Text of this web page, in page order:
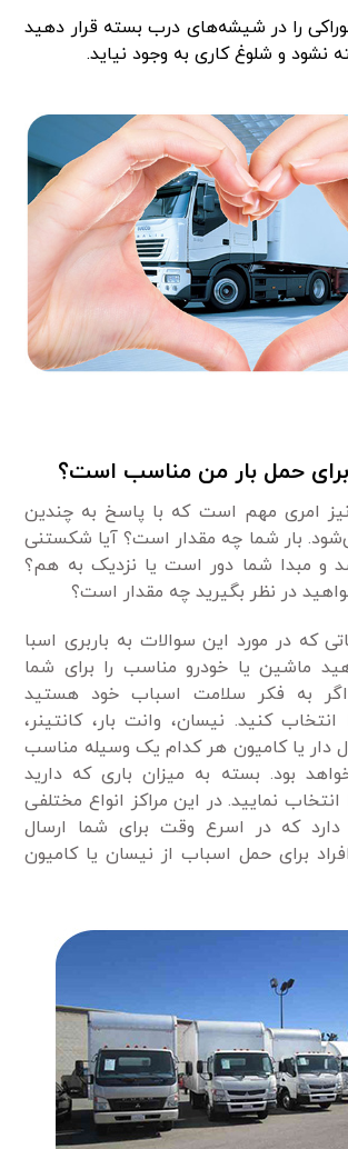
را در شیشه‌های درب بسته قرار دهید
نشود و شلوغ کاری به وجود نیاید.
حمل بار من مناسب است؟
امری مهم است که با پاسخ به چندین
بار شما چه مقدار است؟ آیا شکستنی
و مبدا شما دور است یا نزدیک به هم؟
در نظر بگیرید چه مقدار است؟
که در مورد این سوالات به باربری اسبا
ماشین یا خودرو مناسب را برای شما
اگر به فکر سلامت اسباب خود هستید
کنید. نیسان، وانت بار، کانتینر،
دار یا کامیون هر کدام یک وسیله مناسب
بود. بسته به میزان باری که دارید
نمایید. در این مراکز انواع مختلفی
که در اسرع وقت برای شما ارسال
برای حمل اسباب از نیسان یا کامیون